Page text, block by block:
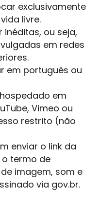
exclusivamente
livre.
ou seja,
em redes
em português ou
em
Vimeo ou
restrito (não
enviar o link da
termo de
imagem, som e
via gov.br.